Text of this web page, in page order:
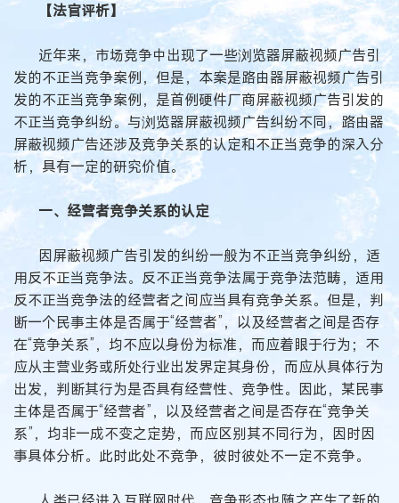
【法官评析】
近年来，市场竞争中出现了一些浏览器屏蔽视频广告引
发的不正当竞争案例，但是，本案是路由器屏蔽视频广告引
发的不正当竞争案例，是首例硬件厂商屏蔽视频广告引发的
不正当竞争纠纷。与浏览器屏蔽视频广告纠纷不同，路由器
屏蔽视频广告还涉及竞争关系的认定和不正当竞争的深入分
析，具有一定的研究价值。
一、经营者竞争关系的认定
因屏蔽视频广告引发的纠纷一般为不正当竞争纠纷，适
用反不正当竞争法。反不正当竞争法属于竞争法范畴，适用
反不正当竞争法的经营者之间应当具有竞争关系。但是，判
断一个民事主体是否属于“经营者”，以及经营者之间是否存
在“竞争关系”，均不应以身份为标准，而应着眼于行为；不
应从主营业务或所处行业出发界定其身份，而应从具体行为
出发，判断其行为是否具有经营性、竞争性。因此，某民事
主体是否属于“经营者”，以及经营者之间是否存在“竞争关
系”，均非一成不变之定势，而应区别其不同行为，因时因
事具体分析。此时此处不竞争，彼时彼处不一定不竞争。